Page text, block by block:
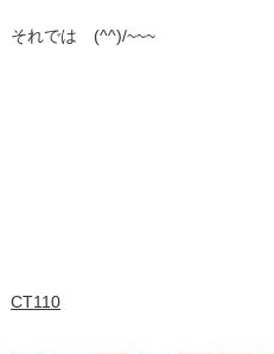
それでは (^^)/~~~
CT110